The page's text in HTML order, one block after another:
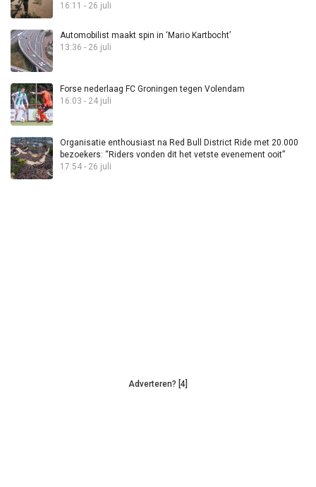
16:11 - 26 juli
Automobilist maakt spin in ‘Mario Kartbocht’
13:36 - 26 juli
Forse nederlaag FC Groningen tegen Volendam
16:03 - 24 juli
Organisatie enthousiast na Red Bull District Ride met 20.000
bezoekers: “Riders vonden dit het vetste evenement ooit”
17:54 - 26 juli
Adverteren? [4]